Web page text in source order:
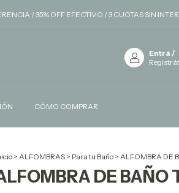
OFF EFECTIVO / 3 CUOTAS SIN INTERES / 6
Entrá /
CÓMO COMPRAR
> ALFOMBRAS > Para tu Baño > ALFOMBRA DE
DE BAÑO